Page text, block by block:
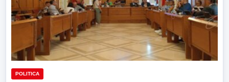
POLITICA